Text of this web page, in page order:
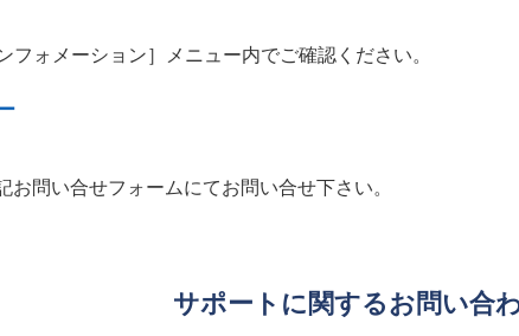
フォメーション］メニュー内でご確認ください。
問い合せフォームにてお問い合せ下さい。
サポートに関するお問い合